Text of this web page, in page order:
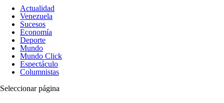
Actualidad
Venezuela
Sucesos
Economía
Deporte
Mundo
Mundo Click
Espectáculo
Columnistas
Seleccionar página